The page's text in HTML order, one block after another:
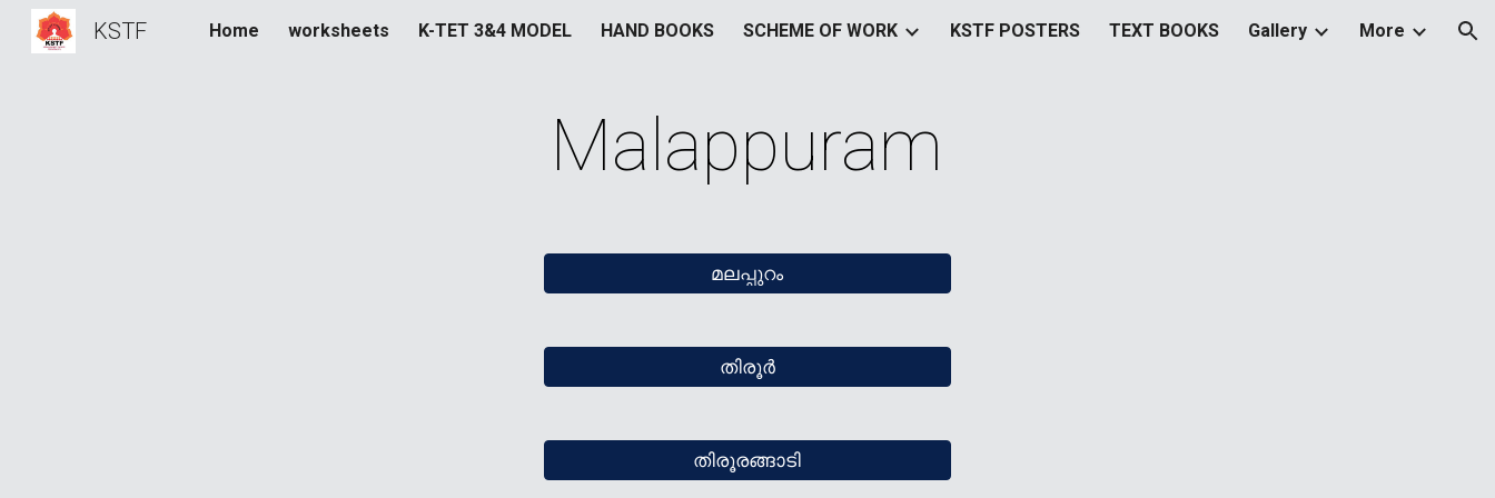
Skip to main content Skip to navigation
KSTF Home worksheets K-TET 3&4 MODEL HAND BOOKS SCHEME OF WORK KSTF POSTERS TEXT BOOKS Gallery More
Malappuram
മലപ്പുറം
തിരൂര്‍
തിരൂരങ്ങാടി